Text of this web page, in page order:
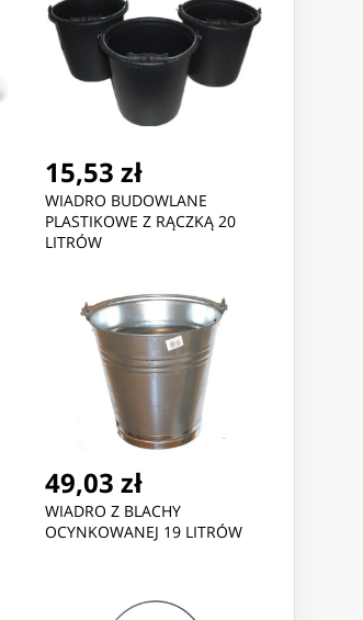
15,53 zł
WIADRO BUDOWLANE
PLASTIKOWE Z RĄCZKĄ 20
LITRÓW
49,03 zł
WIADRO Z BLACHY
OCYNKOWANEJ 19 LITRÓW